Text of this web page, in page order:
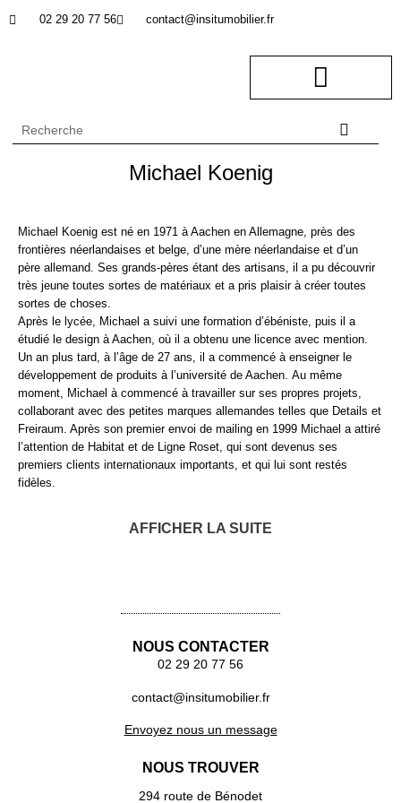
02 29 20 77 56 contact@insitumobilier.fr
Michael Koenig
Michael Koenig est né en 1971 à Aachen en Allemagne, près des
frontières néerlandaises et belge, d’une mère néerlandaise et d’un
père allemand. Ses grands-pères étant des artisans, il a pu découvrir
très jeune toutes sortes de matériaux et a pris plaisir à créer toutes
sortes de choses.
Après le lycée, Michael a suivi une formation d’ébéniste, puis il a
étudié le design à Aachen, où il a obtenu une licence avec mention.
Un an plus tard, à l’âge de 27 ans, il a commencé à enseigner le
développement de produits à l’université de Aachen. Au même
moment, Michael à commencé à travailler sur ses propres projets,
collaborant avec des petites marques allemandes telles que Details et
Freiraum. Après son premier envoi de mailing en 1999 Michael a attiré
l’attention de Habitat et de Ligne Roset, qui sont devenus ses
premiers clients internationaux importants, et qui lui sont restés
fidèles.
AFFICHER LA SUITE
Miroir Biscuit
NOUS CONTACTER
02 29 20 77 56
contact@insitumobilier.fr
Envoyez nous un message
NOUS TROUVER
294 route de Bénodet